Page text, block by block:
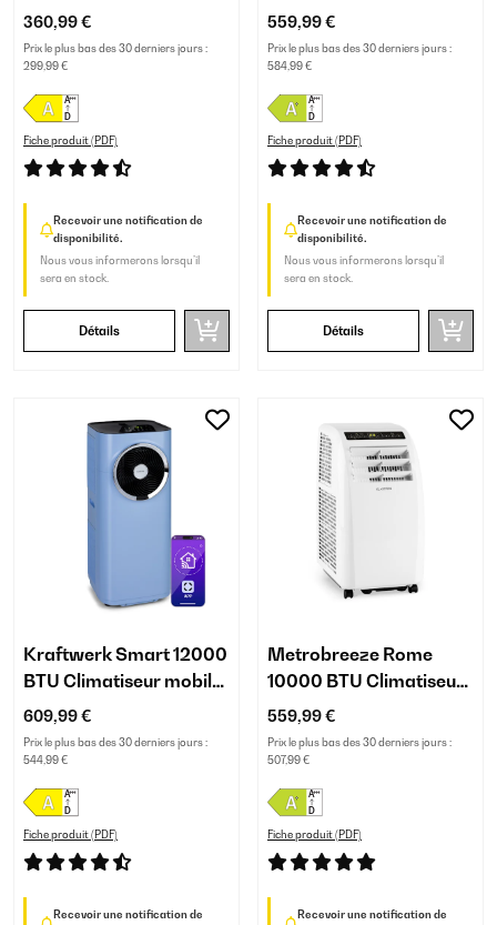
Anthracite
360,99 €
Prix le plus bas des 30 derniers jours :
299,99 €
Fiche produit (PDF)
Recevoir une notification de
disponibilité.
Nous vous informerons lorsqu’il
sera en stock.
Détails
Anthracite
559,99 €
Prix le plus bas des 30 derniers jours :
584,99 €
Fiche produit (PDF)
Recevoir une notification de
disponibilité.
Nous vous informerons lorsqu’il
sera en stock.
Détails
Kraftwerk Smart 12000
BTU Climatiseur mobile
Bleu
609,99 €
Prix le plus bas des 30 derniers jours :
544,99 €
Fiche produit (PDF)
Recevoir une notification de
Metrobreeze Rome
10000 BTU Climatiseur
mobile Blanc
559,99 €
Prix le plus bas des 30 derniers jours :
507,99 €
Fiche produit (PDF)
Recevoir une notification de